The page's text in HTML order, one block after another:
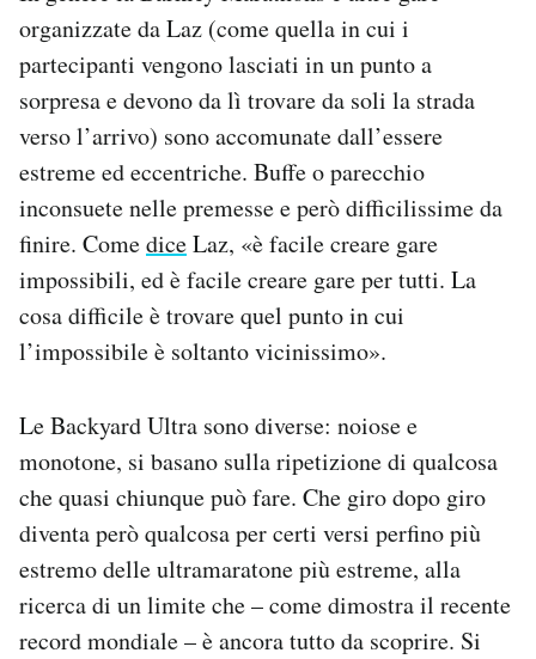
organizzate da Laz (come quella in cui i
partecipanti vengono lasciati in un punto a
sorpresa e devono da lì trovare da soli la strada
verso l’arrivo) sono accomunate dall’essere
estreme ed eccentriche. Buffe o parecchio
inconsuete nelle premesse e però difficilissime da
finire. ComediceLaz, «è facile creare gare
impossibili, ed è facile creare gare per tutti. La
cosa difficile è trovare quel punto in cui
l’impossibile è soltanto vicinissimo».
Le Backyard Ultra sono diverse: noiose e
monotone, si basano sulla ripetizione di qualcosa
che quasi chiunque può fare. Che giro dopo giro
diventa però qualcosa per certi versi perfino più
estremo delle ultramaratone più estreme, alla
ricerca di un limite che – come dimostra il recente
record mondiale – è ancora tutto da scoprire. Si